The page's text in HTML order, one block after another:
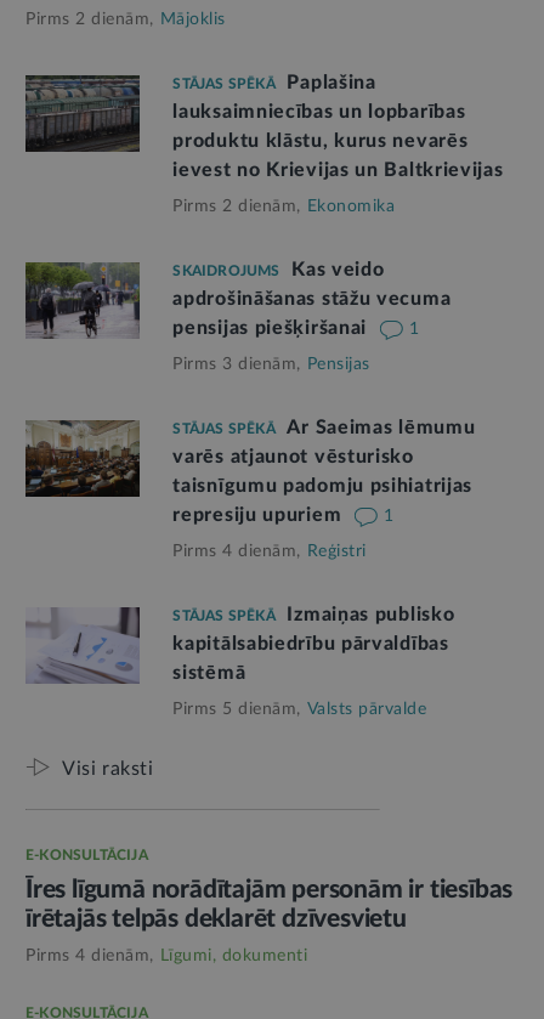
Pirms 2 dienām, Mājoklis
STĀJAS SPĒKĀ
Paplašina
lauksaimniecības un lopbarības
produktu klāstu, kurus nevarēs
ievest no Krievijas un Baltkrievijas
Pirms 2 dienām, Ekonomika
SKAIDROJUMS
Kas veido
apdrošināšanas stāžu vecuma
pensijas piešķiršanai
1
Pirms 3 dienām, Pensijas
STĀJAS SPĒKĀ
Ar Saeimas lēmumu
varēs atjaunot vēsturisko
taisnīgumu padomju psihiatrijas
represiju upuriem
1
Pirms 4 dienām, Reģistri
STĀJAS SPĒKĀ
Izmaiņas publisko
kapitālsabiedrību pārvaldības
sistēmā
Pirms 5 dienām, Valsts pārvalde
Visi raksti
E-KONSULTĀCIJA
Īres līgumā norādītajām personām ir tiesības
īrētajās telpās deklarēt dzīvesvietu
Pirms 4 dienām, Līgumi, dokumenti
E-KONSULTĀCIJA